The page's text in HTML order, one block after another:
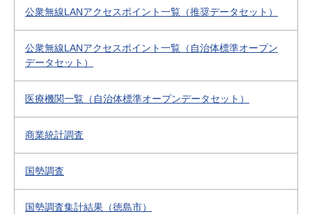
公衆無線LANアクセスポイント一覧（推奨データセット）
公衆無線LANアクセスポイント一覧（自治体標準オープン
データセット）
医療機関一覧（自治体標準オープンデータセット）
商業統計調査
国勢調査
国勢調査集計結果（徳島市）